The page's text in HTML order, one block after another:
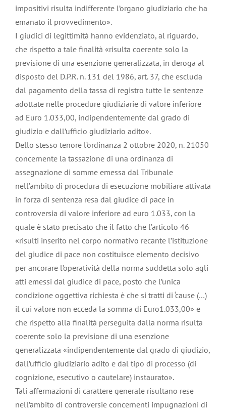
impositivi risulta indifferente l’organo giudiziario che ha
emanato il provvedimento».
I giudici di legittimità hanno evidenziato, al riguardo,
che rispetto a tale finalità «risulta coerente solo la
previsione di una esenzione generalizzata, in deroga al
disposto del D.P.R. n. 131 del 1986, art. 37, che escluda
dal pagamento della tassa di registro tutte le sentenze
adottate nelle procedure giudiziarie di valore inferiore
ad Euro 1.033,00, indipendentemente dal grado di
giudizio e dall’ufficio giudiziario adito».
Dello stesso tenore l’ordinanza 2 ottobre 2020, n. 21050
concernente la tassazione di una ordinanza di
assegnazione di somme emessa dal Tribunale
nell’ambito di procedura di esecuzione mobiliare attivata
in forza di sentenza resa dal giudice di pace in
controversia di valore inferiore ad euro 1.033, con la
quale è stato precisato che il fatto che l’articolo 46
«risulti inserito nel corpo normativo recante l’istituzione
del giudice di pace non costituisce elemento decisivo
per ancorare l’operatività della norma suddetta solo agli
atti emessi dal giudice di pace, posto che l’unica
condizione oggettiva richiesta è che si tratti di ‘cause (…)
il cui valore non ecceda la somma di Euro1.033,00» e
che rispetto alla finalità perseguita dalla norma risulta
coerente solo la previsione di una esenzione
generalizzata «indipendentemente dal grado di giudizio,
dall’ufficio giudiziario adito e dal tipo di processo (di
cognizione, esecutivo o cautelare) instaurato».
Tali affermazioni di carattere generale risultano rese
nell’ambito di controversie concernenti impugnazioni di